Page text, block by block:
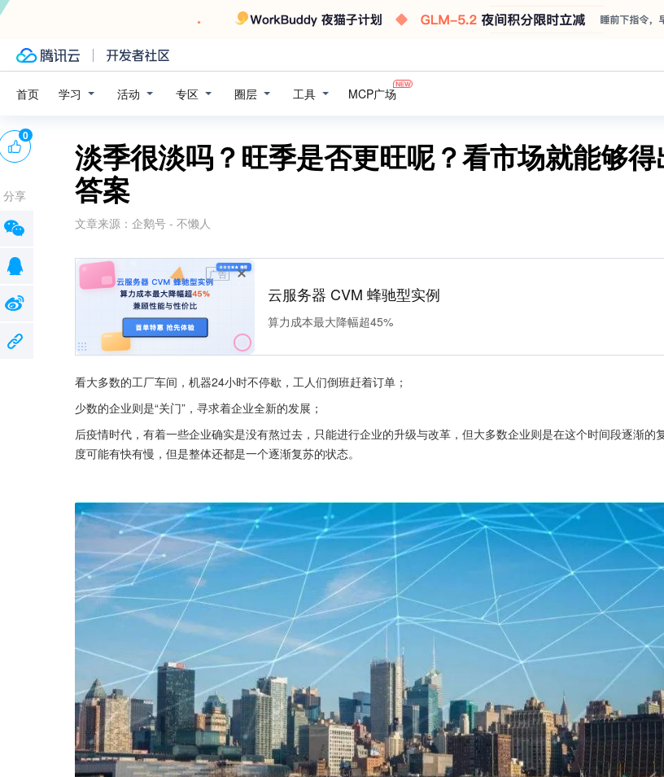
首页 学习 活动 专区 圈层 工具 MCP广场
淡季很淡吗？旺季是否更旺呢？看市场就能够得
答案
文章来源： 企鹅号 - 不懒人
广告
云服务器 CVM 蜂驰型实例
算力成本最大降幅超45%
看大多数的工厂车间，机器24小时不停歇，工人们倒班赶着订单；
少数的企业则是“关门”，寻求着企业全新的发展；
后疫情时代，有着一些企业确实是没有熬过去，只能进行企业的升级与改革，但大多数企业则是在这个时间段逐渐的
度可能有快有慢，但是整体还都是一个逐渐复苏的状态。
0
分享